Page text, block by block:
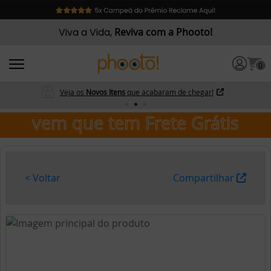
Viva a Vida, Reviva com a Phooto!
0
Veja os Novos Itens que acabaram de chegar!
vem que tem Frete Grátis
< Voltar Compartilhar